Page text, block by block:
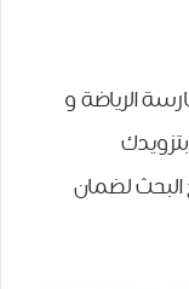
الرياضة و
البحث لضمان